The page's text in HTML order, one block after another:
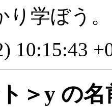
学ぼう。
10:15:43
＞y の